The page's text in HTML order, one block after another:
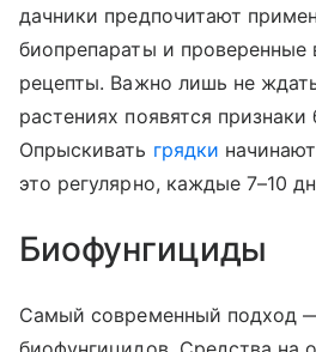
дачники предпочитают
биопрепараты и
рецепты. Важно лишь не
растениях появятся признаки
Опрыскивать грядки
это регулярно, каждые 7–10
Биофунгициды
Самый современный подход